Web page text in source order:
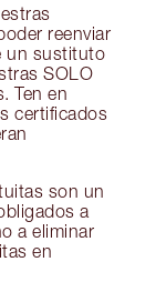
reenviar
un sustituto
SOLO
Ten en
certificados
son un
a
a eliminar
en